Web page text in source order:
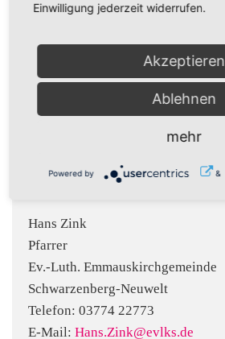
Hans Zink
Pfarrer
Ev.-Luth. Emmauskirchgemeinde
Schwarzenberg-Neuwelt
Telefon: 03774 22773
E-Mail: Hans.Zink@evlks.de
Einwilligung jederzeit widerrufen.
Akzeptieren
Ablehnen
mehr
Powered by &